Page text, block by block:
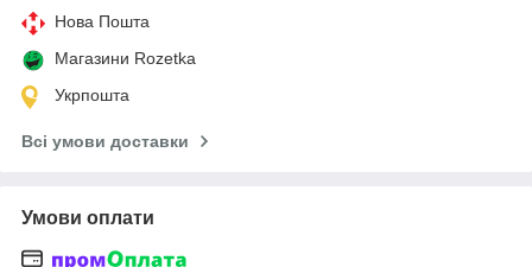
Нова Пошта
Магазини Rozetka
Укрпошта
Всі умови доставки
Умови оплати